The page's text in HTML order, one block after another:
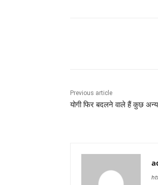
Previous article
योगी फिर बदलने वाले हैं कुछ